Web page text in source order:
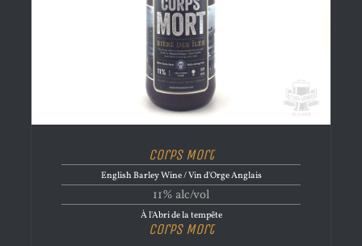
Corps Mort
English Barley Wine / Vin d'Orge Anglais
11% alc/vol
À l'Abri de la tempête
Corps Mort